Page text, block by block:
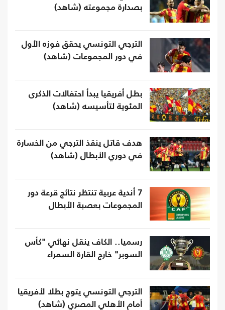
بصدارة مجموعته (شاهد)
الترجي التونسي يحقق فوزه الأول
في دور المجموعات (شاهد)
بطل أفريقيا يبدأ احتفالات الذكرى
المئوية لتأسيسه (شاهد)
هدف قاتل ينقذ الترجي من الخسارة
في دوري الأبطال (شاهد)
7 أندية عربية تنتظر نتائج قرعة دور
المجموعات بعصبة الأبطال
رسميا.. الكاف ينقل نهائي "كأس
السوبر" خارج القارة السمراء
الترجي التونسي يتوج بطلا لأفريقيا
أمام الأهلي المصري (شاهد)